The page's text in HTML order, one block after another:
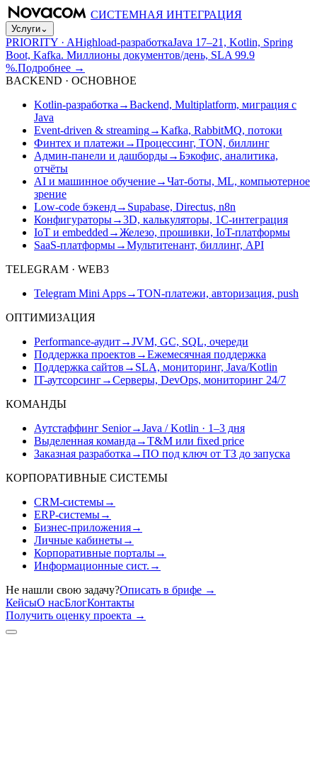
СИСТЕМНАЯ ИНТЕГРАЦИЯ
Услуги⌄
PRIORITY · AHighload-разработкаJava 17–21, Kotlin, Spring
Boot, Kafka. Миллионы документов/день, SLA 99.9
%.Подробнее →
BACKEND · ОСНОВНОЕ
Kotlin-разработка →Backend, Multiplatform, миграция с
Java
Event-driven & streaming→Kafka, RabbitMQ, потоки
Финтех и платежи →Процессинг, TON, биллинг
Админ-панели и дашборды→Бэкофис, аналитика,
отчёты
AI и машинное обучение→Чат-боты, ML, компьютерное
зрение
Low-code бэкенд→ Supabase, Directus, n8n
Конфигураторы→3D, калькуляторы, 1С-интеграция
IoT и embedded →Железо, прошивки, IoT-платформы
SaaS-платформы→Мультитенант, биллинг, API
TELEGRAM · WEB3
Telegram Mini Apps→TON-платежи, авторизация, push
ОПТИМИЗАЦИЯ
Performance-аудит→JVM, GC, SQL, очереди
Поддержка проектов →Ежемесячная поддержка
Поддержка сайтов → SLA, мониторинг, Java/Kotlin
IT-аутсорсинг→Серверы, DevOps, мониторинг 24/7
КОМАНДЫ
Аутстаффинг Senior→Java / Kotlin · 1–3 дня
Выделенная команда →T&M или fixed price
Заказная разработка →ПО под ключ от ТЗ до запуска
КОРПОРАТИВНЫЕ СИСТЕМЫ
CRM-системы→
ERP-системы→
Бизнес-приложения→
Личные кабинеты→
Корпоративные порталы→
Информационные сист. →
Не нашли свою задачу?Описать в брифе →
КейсыО насБлогКонтакты
Получить оценку проекта →